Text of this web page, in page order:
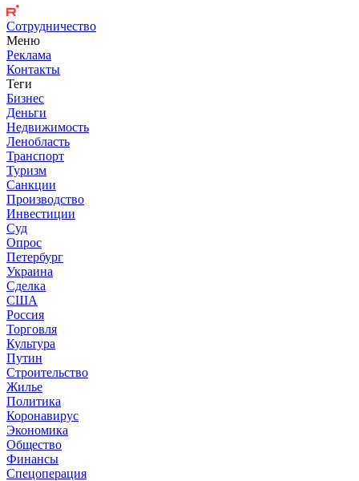
Сотрудничество
Меню
Реклама
Контакты
Теги
Бизнес
Деньги
Недвижимость
Ленобласть
Транспорт
Туризм
Санкции
Производство
Инвестиции
Суд
Опрос
Петербург
Украина
Сделка
США
Россия
Торговля
Культура
Путин
Строительство
Жилье
Политика
Коронавирус
Экономика
Общество
Финансы
Спецоперация